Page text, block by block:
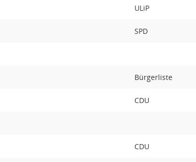
ULiP
SPD
Bürgerliste
CDU
CDU